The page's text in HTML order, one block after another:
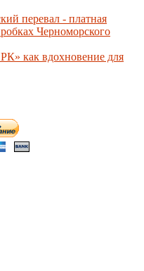
перевал - платная
Черноморского
как вдохновение для